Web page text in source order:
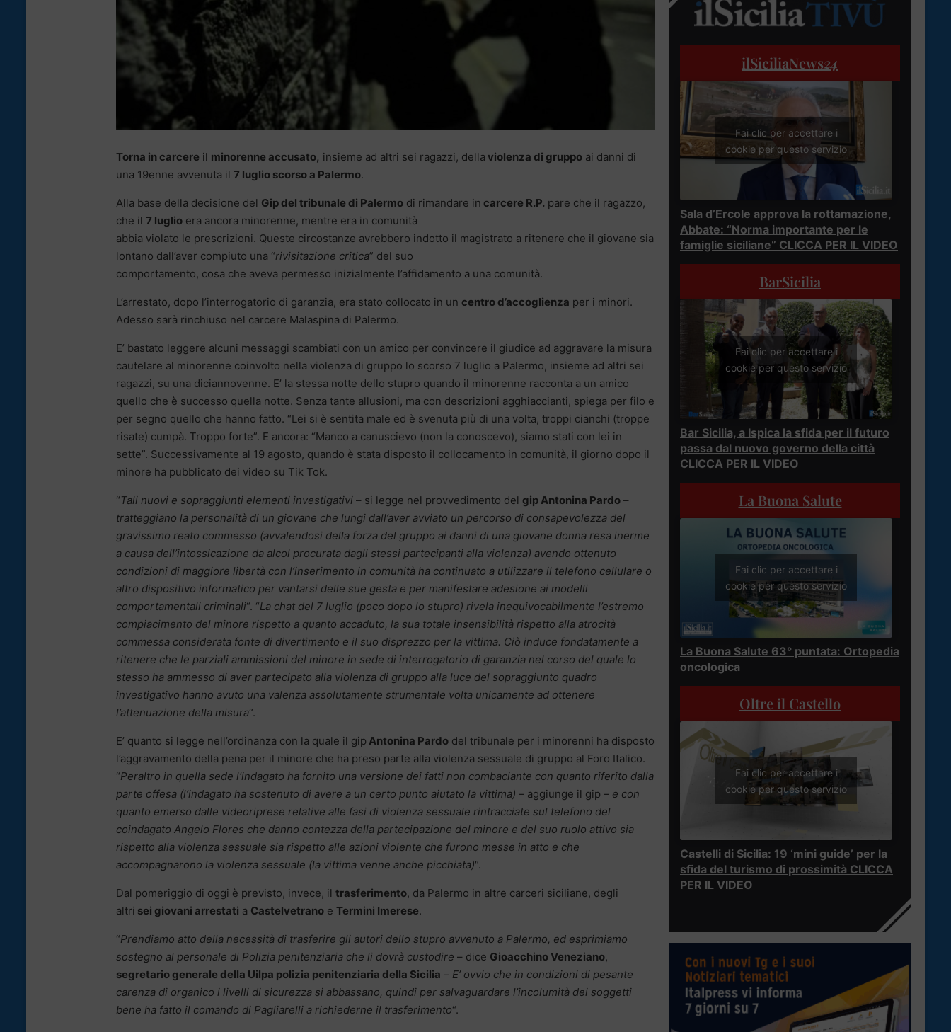
Torna in carcere il minorenne accusato, insieme ad altri sei ragazzi, della violenza di gruppo ai danni di
una 19enne avvenuta il 7 luglio scorso a Palermo.
Alla base della decisione del Gip del tribunale di Palermo di rimandare in carcere R.P. pare che il ragazzo,
che il 7 luglio era ancora minorenne, mentre era in comunità
abbia violato le prescrizioni. Queste circostanze avrebbero indotto il magistrato a ritenere che il giovane sia
lontano dall’aver compiuto una “rivisitazione critica” del suo
comportamento, cosa che aveva permesso inizialmente l’affidamento a una comunità.
L’arrestato, dopo l’interrogatorio di garanzia, era stato collocato in un centro d’accoglienza per i minori.
Adesso sarà rinchiuso nel carcere Malaspina di Palermo.
E’ bastato leggere alcuni messaggi scambiati con un amico per convincere il giudice ad aggravare la misura
cautelare al minorenne coinvolto nella violenza di gruppo lo scorso 7 luglio a Palermo, insieme ad altri sei
ragazzi, su una diciannovenne. E’ la stessa notte dello stupro quando il minorenne racconta a un amico
quello che è successo quella notte. Senza tante allusioni, ma con descrizioni agghiaccianti, spiega per filo e
per segno quello che hanno fatto. “Lei si è sentita male ed è svenuta più di una volta, troppi cianchi (troppe
risate) cumpà. Troppo forte”. E ancora: “Manco a canuscievo (non la conoscevo), siamo stati con lei in
sette”. Successivamente al 19 agosto, quando è stata disposto il collocamento in comunità, il giorno dopo il
minore ha pubblicato dei video su Tik Tok.
“Tali nuovi e sopraggiunti elementi investigativi – si legge nel provvedimento del gip Antonina Pardo –
tratteggiano la personalità di un giovane che lungi dall’aver avviato un percorso di consapevolezza del
gravissimo reato commesso (avvalendosi della forza del gruppo ai danni di una giovane donna resa inerme
a causa dell’intossicazione da alcol procurata dagli stessi partecipanti alla violenza) avendo ottenuto
condizioni di maggiore libertà con l’inserimento in comunità ha continuato a utilizzare il telefono cellulare o
altro dispositivo informatico per vantarsi delle sue gesta e per manifestare adesione ai modelli
comportamentali criminali“. “La chat del 7 luglio (poco dopo lo stupro) rivela inequivocabilmente l’estremo
compiacimento del minore rispetto a quanto accaduto, la sua totale insensibilità rispetto alla atrocità
commessa considerata fonte di divertimento e il suo disprezzo per la vittima. Ciò induce fondatamente a
ritenere che le parziali ammissioni del minore in sede di interrogatorio di garanzia nel corso del quale lo
stesso ha ammesso di aver partecipato alla violenza di gruppo alla luce del sopraggiunto quadro
investigativo hanno avuto una valenza assolutamente strumentale volta unicamente ad ottenere
l’attenuazione della misura“.
E’ quanto si legge nell’ordinanza con la quale il gip Antonina Pardo del tribunale per i minorenni ha disposto
l’aggravamento della pena per il minore che ha preso parte alla violenza sessuale di gruppo al Foro Italico.
“Peraltro in quella sede l’indagato ha fornito una versione dei fatti non combaciante con quanto riferito dalla
parte offesa (l’indagato ha sostenuto di avere a un certo punto aiutato la vittima) – aggiunge il gip – e con
quanto emerso dalle videoriprese relative alle fasi di violenza sessuale rintracciate sul telefono del
coindagato Angelo Flores che danno contezza della partecipazione del minore e del suo ruolo attivo sia
rispetto alla violenza sessuale sia rispetto alle azioni violente che furono messe in atto e che
accompagnarono la violenza sessuale (la vittima venne anche picchiata)“.
Dal pomeriggio di oggi è previsto, invece, il trasferimento, da Palermo in altre carceri siciliane, degli
altri sei giovani arrestati a Castelvetrano e Termini Imerese.
“Prendiamo atto della necessità di trasferire gli autori dello stupro avvenuto a Palermo, ed esprimiamo
sostegno al personale di Polizia penitenziaria che li dovrà custodire – dice Gioacchino Veneziano,
segretario generale della Uilpa polizia penitenziaria della Sicilia – E’ ovvio che in condizioni di pesante
carenza di organico i livelli di sicurezza si abbassano, quindi per salvaguardare l’incolumità dei soggetti
bene ha fatto il comando di Pagliarelli a richiederne il trasferimento“.
ilSiciliaNews24
Fai clic per accettare i
cookie per questo servizio
Sala d’Ercole approva la rottamazione,
Abbate: “Norma importante per le
famiglie siciliane” CLICCA PER IL VIDEO
BarSicilia
Fai clic per accettare i
cookie per questo servizio
Bar Sicilia, a Ispica la sfida per il futuro
passa dal nuovo governo della città
CLICCA PER IL VIDEO
La Buona Salute
Fai clic per accettare i
cookie per questo servizio
La Buona Salute 63° puntata: Ortopedia
oncologica
Oltre il Castello
Fai clic per accettare i
cookie per questo servizio
Castelli di Sicilia: 19 ‘mini guide’ per la
sfida del turismo di prossimità CLICCA
PER IL VIDEO